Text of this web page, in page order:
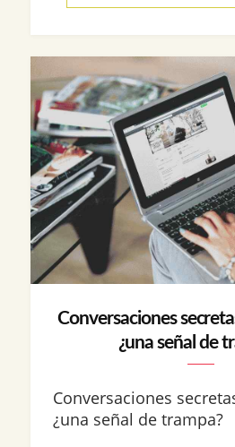
Conversaciones
¿una señal de
Conversaciones
¿una señal de trampa?